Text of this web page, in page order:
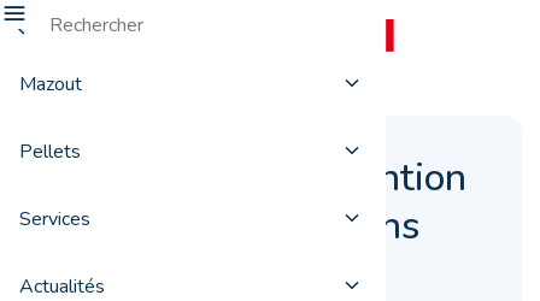
Mazout
Pellets
Services
Actualités
Pourquoi faire attention
aux pellets les moins
chers